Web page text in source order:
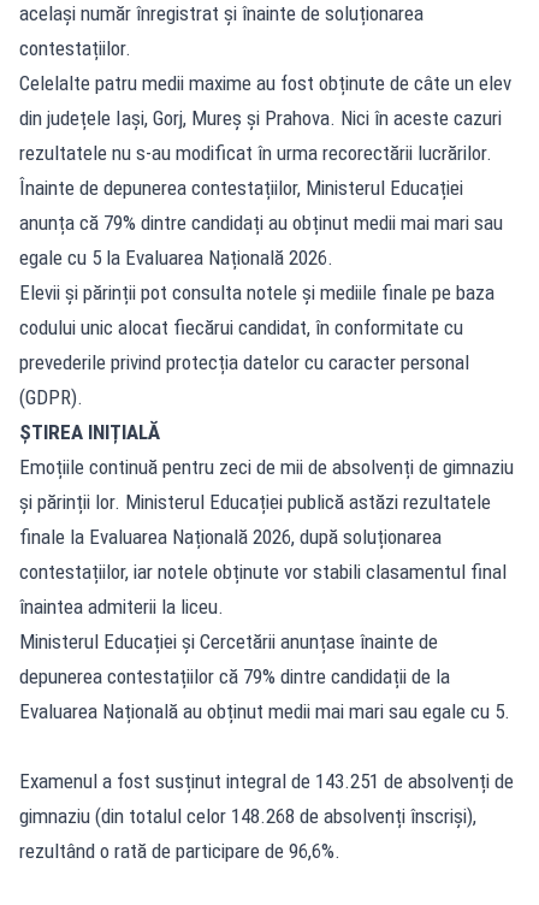
același număr înregistrat și înainte de soluționarea
contestațiilor.
Celelalte patru medii maxime au fost obținute de câte un elev
din județele Iași, Gorj, Mureș și Prahova. Nici în aceste cazuri
rezultatele nu s-au modificat în urma recorectării lucrărilor.
Înainte de depunerea contestațiilor, Ministerul Educației
anunța că 79% dintre candidați au obținut medii mai mari sau
egale cu 5 la Evaluarea Națională 2026.
Elevii și părinții pot consulta notele și mediile finale pe baza
codului unic alocat fiecărui candidat, în conformitate cu
prevederile privind protecția datelor cu caracter personal
(GDPR).
ȘTIREA INIȚIALĂ
Emoțiile continuă pentru zeci de mii de absolvenți de gimnaziu
și părinții lor. Ministerul Educației publică astăzi rezultatele
finale la Evaluarea Națională 2026, după soluționarea
contestațiilor, iar notele obținute vor stabili clasamentul final
înaintea admiterii la liceu.
Ministerul Educației și Cercetării anunțase înainte de
depunerea contestațiilor că 79% dintre candidații de la
Evaluarea Națională au obținut medii mai mari sau egale cu 5.
Examenul a fost susținut integral de 143.251 de absolvenți de
gimnaziu (din totalul celor 148.268 de absolvenți înscriși),
rezultând o rată de participare de 96,6%.